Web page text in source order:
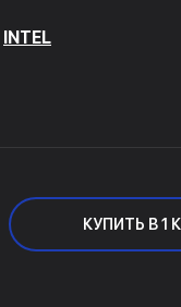
INTEL
КУПИТЬ В 1